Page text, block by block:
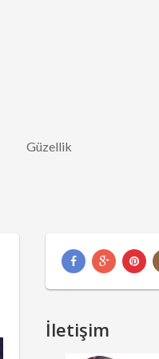
Güzellik
İletişim